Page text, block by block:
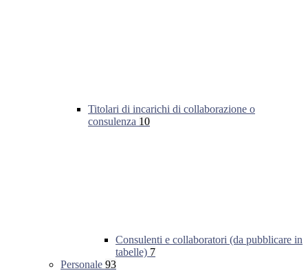
Titolari di incarichi di collaborazione o
consulenza 10
Consulenti e collaboratori (da pubblicare in
tabelle) 7
Personale 93